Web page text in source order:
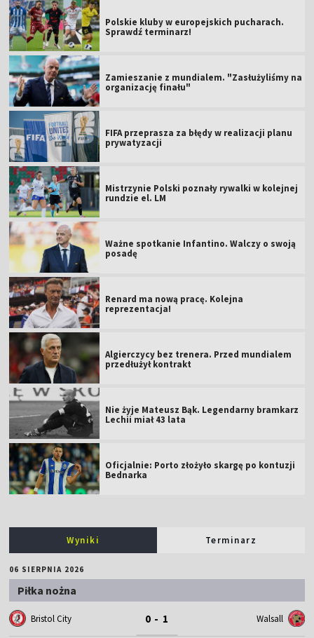
Polskie kluby w europejskich pucharach.
Sprawdź terminarz!
Zamieszanie z mundialem. "Zasłużyliśmy na
organizację finału"
FIFA przeprasza za błędy w realizacji planu
prywatyzacji
Mistrzynie Polski poznały rywalki w kolejnej
rundzie el. LM
Ważne spotkanie Infantino. Walczy o swoją
posadę
Renard ma nową pracę. Kolejna
reprezentacja!
Algierczycy bez trenera. Przed mundialem
przedłużył kontrakt
Nie żyje Mateusz Bąk. Legendarny bramkarz
Lechii miał 43 lata
Oficjalnie: Porto złożyło skargę po kontuzji
Bednarka
Wyniki Terminarz
06 SIERPNIA 2026
Piłka nożna
Bristol City 0 - 1 Walsall